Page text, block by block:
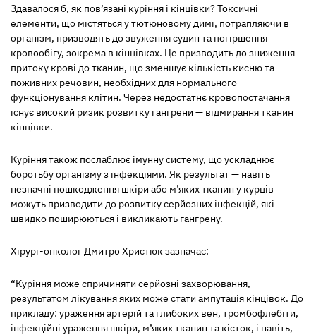
Здавалося б, як пов’язані куріння і кінцівки? Токсичні
елементи, що містяться у тютюновому димі, потрапляючи в
організм, призводять до звуження судин та погіршення
кровообігу, зокрема в кінцівках. Це призводить до зниження
притоку крові до тканин, що зменшує кількість кисню та
поживних речовин, необхідних для нормального
функціонування клітин. Через недостатнє кровопостачання
існує високий ризик розвитку гангрени — відмирання тканин
кінцівки.
Куріння також послаблює імунну систему, що ускладнює
боротьбу організму з інфекціями. Як результат — навіть
незначні пошкодження шкіри або м’яких тканин у курців
можуть призводити до розвитку серйозних інфекцій, які
швидко поширюються і викликають гангрену.
Хірург-онколог Дмитро Христюк зазначає:
“Куріння може спричиняти серйозні захворювання,
результатом лікування яких може стати ампутація кінцівок. До
прикладу: ураження артерій та глибоких вен, тромбофлебіти,
інфекційні ураження шкіри, м’яких тканин та кісток, і навіть,